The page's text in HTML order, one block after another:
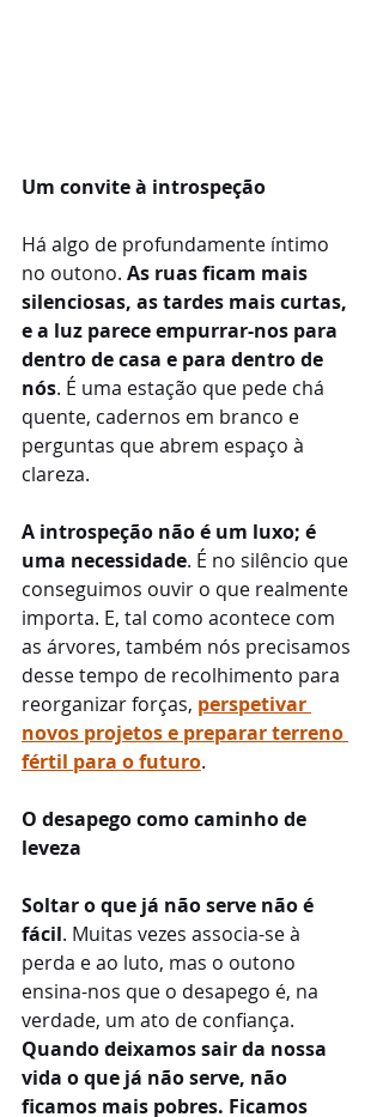
Um convite à introspeção
Há algo de profundamente íntimo
no outono. As ruas ficam mais
silenciosas, as tardes mais curtas,
e a luz parece empurrar-nos para
dentro de casa e para dentro de
nós. É uma estação que pede chá
quente, cadernos em branco e
perguntas que abrem espaço à
clareza.
A introspeção não é um luxo; é
uma necessidade. É no silêncio que
conseguimos ouvir o que realmente
importa. E, tal como acontece com
as árvores, também nós precisamos
desse tempo de recolhimento para
reorganizar forças, perspetivar
novos projetos e preparar terreno
fértil para o futuro.
O desapego como caminho de
leveza
Soltar o que já não serve não é
fácil. Muitas vezes associa-se à
perda e ao luto, mas o outono
ensina-nos que o desapego é, na
verdade, um ato de confiança.
Quando deixamos sair da nossa
vida o que já não serve, não
ficamos mais pobres. Ficamos